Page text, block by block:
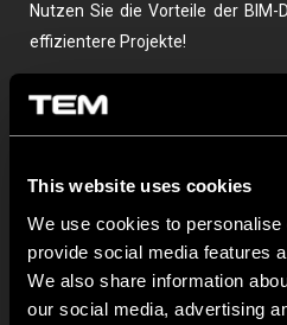
This website uses cookies
We use cookies to
provide social media features
We also share information
our social media, advertising
Nutzen Sie die Vorteile der
effizientere Projekte!
SONSTIGE TEM-NEUIGKEITEN